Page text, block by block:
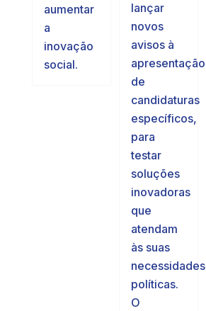
aumentar
a
inovação
social.
lançar
novos
avisos à
apresentação
de
candidaturas
específicos,
para
testar
soluções
inovadoras
que
atendam
às suas
necessidades
políticas.
O